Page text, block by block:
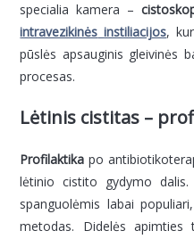
specialia kamera –
intravezikinės instiliacijos,
pūslės apsauginis gleivinės
procesas.
Lėtinis cistitas –
Profilaktika po
lėtinio cistito gydymo
spanguolėmis labai
metodas. Didelės apimties